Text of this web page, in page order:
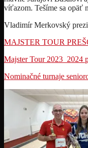
víťazom. Tešíme sa opäť
Vladimír Merkovský
MAJSTER TOUR
Majster Tour 2023_2024
Nominačné turnaje